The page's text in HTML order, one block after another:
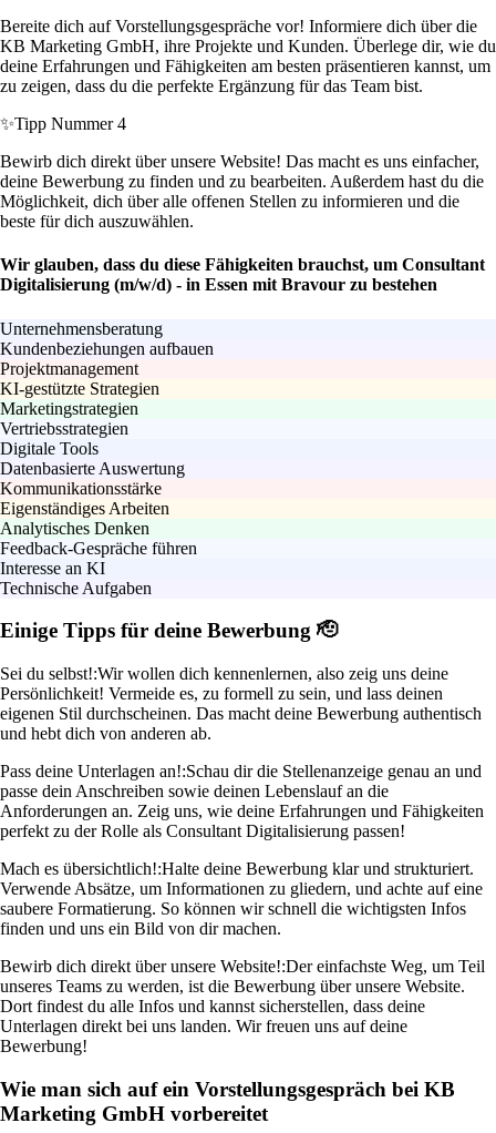
Bereite dich auf Vorstellungsgespräche vor! Informiere dich über die
KB Marketing GmbH, ihre Projekte und Kunden. Überlege dir, wie du
deine Erfahrungen und Fähigkeiten am besten präsentieren kannst, um
zu zeigen, dass du die perfekte Ergänzung für das Team bist.
✨Tipp Nummer 4
Bewirb dich direkt über unsere Website! Das macht es uns einfacher,
deine Bewerbung zu finden und zu bearbeiten. Außerdem hast du die
Möglichkeit, dich über alle offenen Stellen zu informieren und die
beste für dich auszuwählen.
Wir glauben, dass du diese Fähigkeiten brauchst, um Consultant
Digitalisierung (m/w/d) - in Essen mit Bravour zu bestehen
Unternehmensberatung
Kundenbeziehungen aufbauen
Projektmanagement
KI-gestützte Strategien
Marketingstrategien
Vertriebsstrategien
Digitale Tools
Datenbasierte Auswertung
Kommunikationsstärke
Eigenständiges Arbeiten
Analytisches Denken
Feedback-Gespräche führen
Interesse an KI
Technische Aufgaben
Einige Tipps für deine Bewerbung 🫡
Sei du selbst!:Wir wollen dich kennenlernen, also zeig uns deine
Persönlichkeit! Vermeide es, zu formell zu sein, und lass deinen
eigenen Stil durchscheinen. Das macht deine Bewerbung authentisch
und hebt dich von anderen ab.
Pass deine Unterlagen an!:Schau dir die Stellenanzeige genau an und
passe dein Anschreiben sowie deinen Lebenslauf an die
Anforderungen an. Zeig uns, wie deine Erfahrungen und Fähigkeiten
perfekt zu der Rolle als Consultant Digitalisierung passen!
Mach es übersichtlich!:Halte deine Bewerbung klar und strukturiert.
Verwende Absätze, um Informationen zu gliedern, und achte auf eine
saubere Formatierung. So können wir schnell die wichtigsten Infos
finden und uns ein Bild von dir machen.
Bewirb dich direkt über unsere Website!:Der einfachste Weg, um Teil
unseres Teams zu werden, ist die Bewerbung über unsere Website.
Dort findest du alle Infos und kannst sicherstellen, dass deine
Unterlagen direkt bei uns landen. Wir freuen uns auf deine
Bewerbung!
Wie man sich auf ein Vorstellungsgespräch bei KB
Marketing GmbH vorbereitet